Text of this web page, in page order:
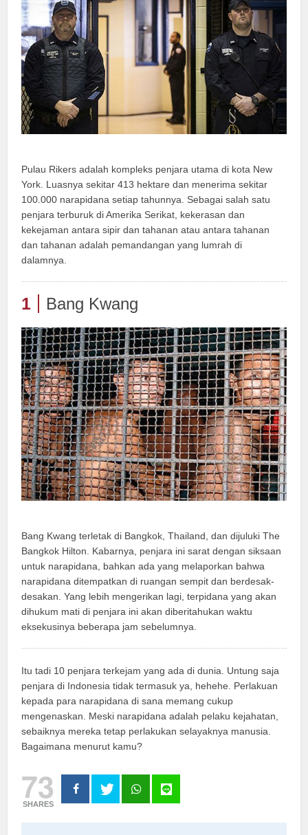
Pulau Rikers adalah kompleks penjara utama di kota New
York. Luasnya sekitar 413 hektare dan menerima sekitar
100.000 narapidana setiap tahunnya. Sebagai salah satu
penjara terburuk di Amerika Serikat, kekerasan dan
kekejaman antara sipir dan tahanan atau antara tahanan
dan tahanan adalah pemandangan yang lumrah di
dalamnya.
1 Bang Kwang
Bang Kwang terletak di Bangkok, Thailand, dan dijuluki The
Bangkok Hilton. Kabarnya, penjara ini sarat dengan siksaan
untuk narapidana, bahkan ada yang melaporkan bahwa
narapidana ditempatkan di ruangan sempit dan berdesak-
desakan. Yang lebih mengerikan lagi, terpidana yang akan
dihukum mati di penjara ini akan diberitahukan waktu
eksekusinya beberapa jam sebelumnya.
Itu tadi 10 penjara terkejam yang ada di dunia. Untung saja
penjara di Indonesia tidak termasuk ya, hehehe. Perlakuan
kepada para narapidana di sana memang cukup
mengenaskan. Meski narapidana adalah pelaku kejahatan,
sebaiknya mereka tetap perlakukan selayaknya manusia.
Bagaimana menurut kamu?
73
SHARES